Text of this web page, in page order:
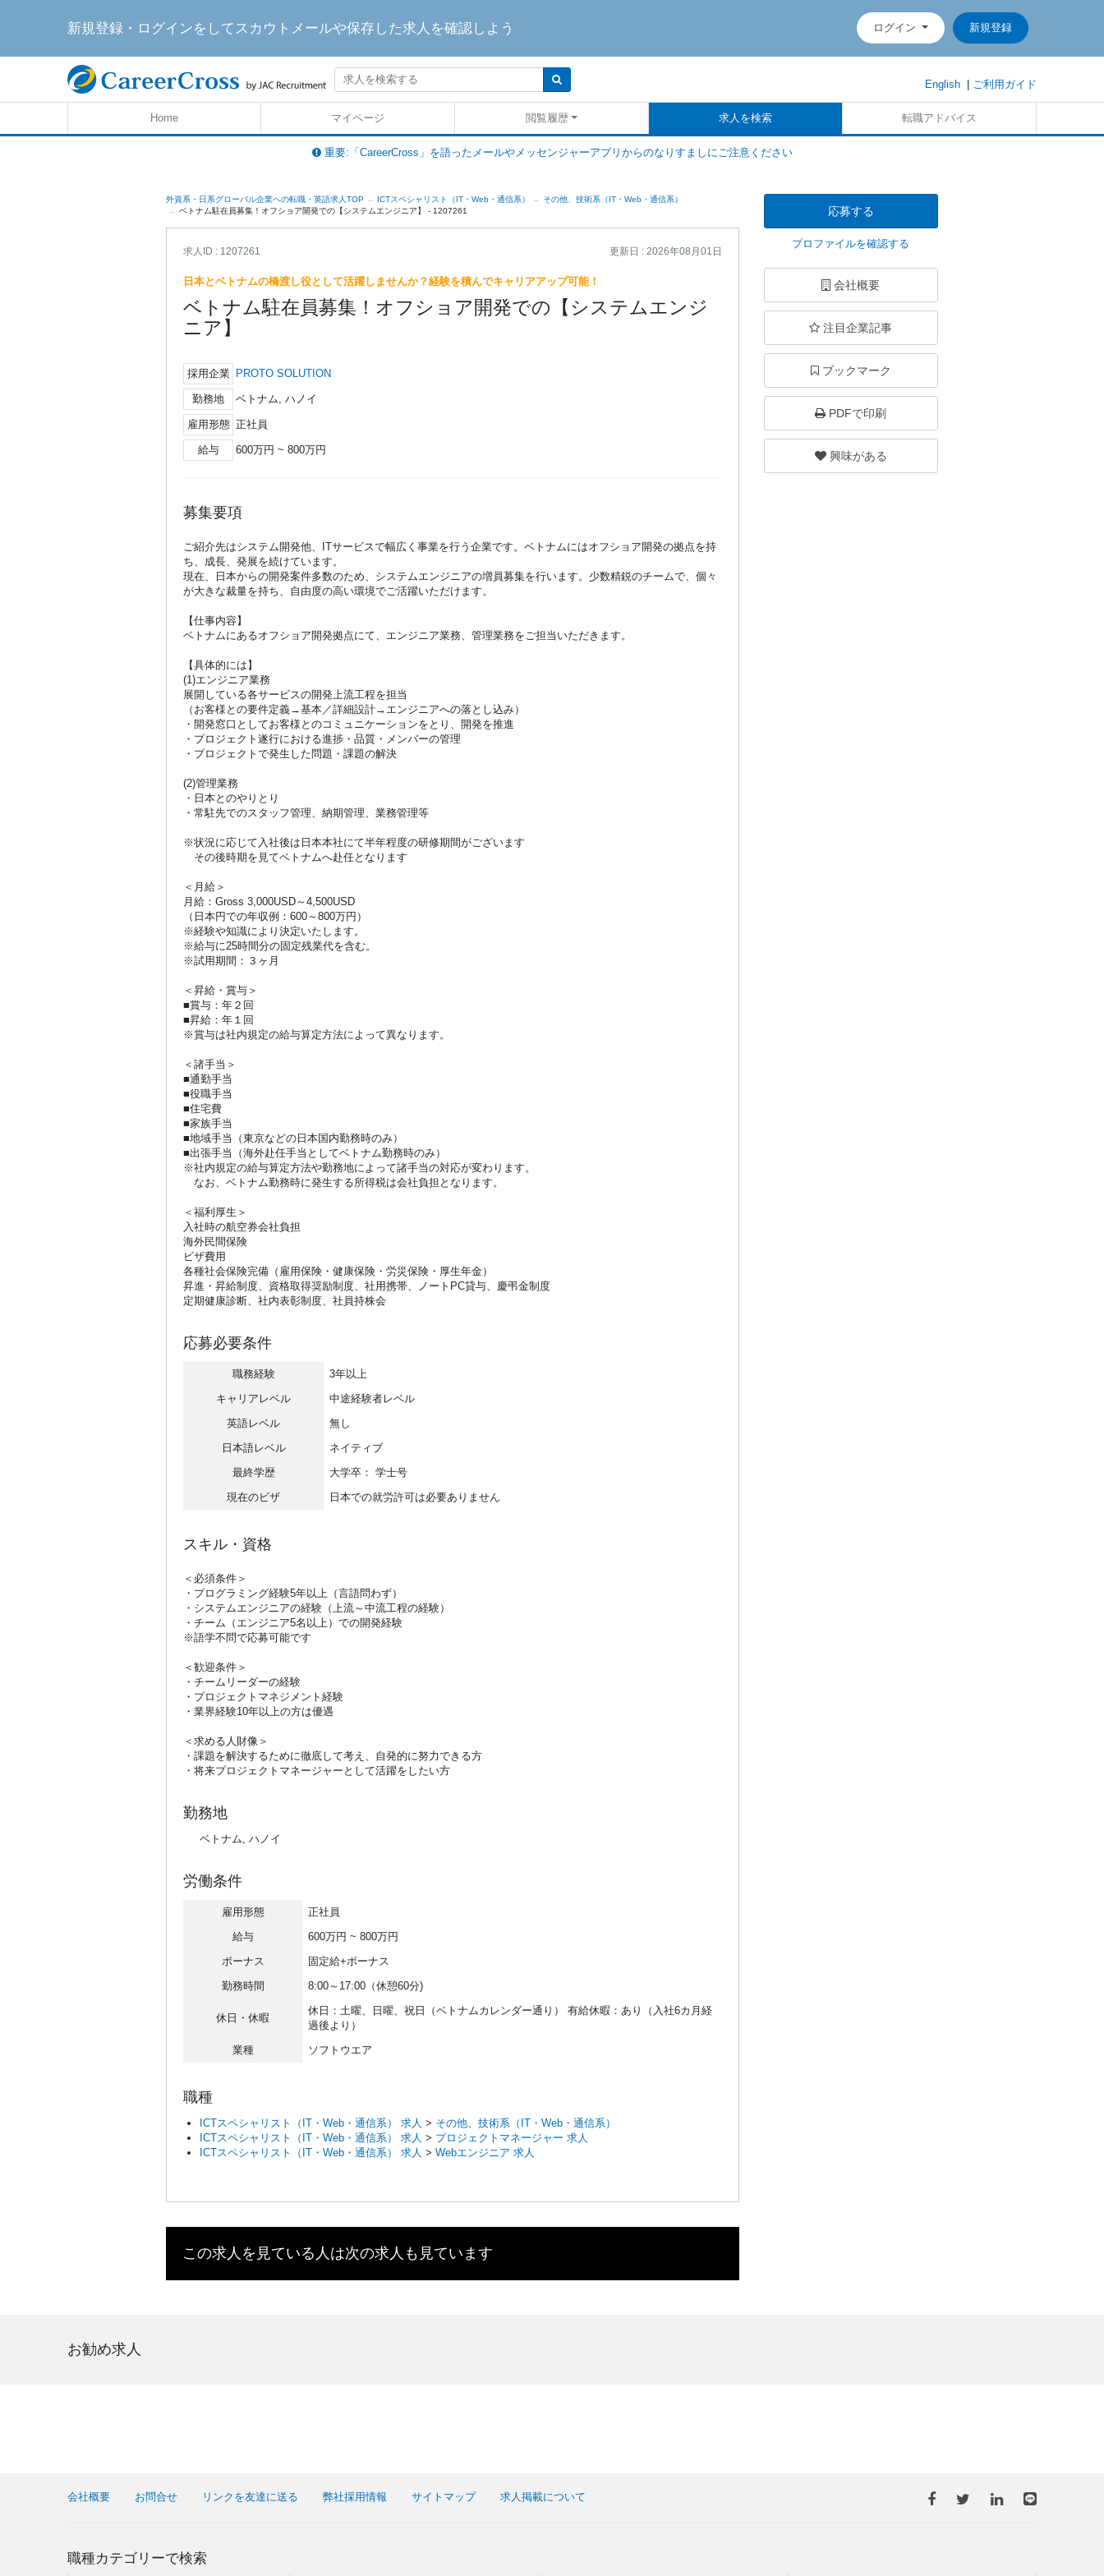
新規登録・ログインをしてスカウトメールや保存した求人を確認しよう ログイン 新規登録
English| ご利用ガイド
Home マイページ 閲覧履歴 求人を検索 転職アドバイス
重要:「CareerCross」を語ったメールやメッセンジャーアプリからのなりすましにご注意ください
外資系・日系グローバル企業への転職・英語求人TOP ICTスペシャリスト（IT・Web・通信系）
その他、技術系（IT・Web・通信系）
ベトナム駐在員募集！オフショア開発での【システムエンジニア】 - 1207261
求人ID : 1207261 更新日 : 2026年08月01日
日本とベトナムの橋渡し役として活躍しませんか？経験を積んでキャリアアップ可能！
ベトナム駐在員募集！オフショア開発での【システムエンジ
ニア】
採用企業 PROTO SOLUTION
勤務地 ベトナム, ハノイ
雇用形態 正社員
給与 600万円 ~ 800万円
募集要項
ご紹介先はシステム開発他、ITサービスで幅広く事業を行う企業です。ベトナムにはオフショア開発の拠点を持
ち、成長、発展を続けています。
現在、日本からの開発案件多数のため、システムエンジニアの増員募集を行います。少数精鋭のチームで、個々
が大きな裁量を持ち、自由度の高い環境でご活躍いただけます。
【仕事内容】
ベトナムにあるオフショア開発拠点にて、エンジニア業務、管理業務をご担当いただきます。
【具体的には】
(1)エンジニア業務
展開している各サービスの開発上流工程を担当
（お客様との要件定義→基本／詳細設計→エンジニアへの落とし込み）
・開発窓口としてお客様とのコミュニケーションをとり、開発を推進
・プロジェクト遂行における進捗・品質・メンバーの管理
・プロジェクトで発生した問題・課題の解決
(2)管理業務
・日本とのやりとり
・常駐先でのスタッフ管理、納期管理、業務管理等
※状況に応じて入社後は日本本社にて半年程度の研修期間がございます
その後時期を見てベトナムへ赴任となります
＜月給＞
月給：Gross 3,000USD～4,500USD
（日本円での年収例：600～800万円）
※経験や知識により決定いたします。
※給与に25時間分の固定残業代を含む。
※試用期間：３ヶ月
＜昇給・賞与＞
■賞与：年２回
■昇給：年１回
※賞与は社内規定の給与算定方法によって異なります。
＜諸手当＞
■通勤手当
■役職手当
■住宅費
■家族手当
■地域手当（東京などの日本国内勤務時のみ）
■出張手当（海外赴任手当としてベトナム勤務時のみ）
※社内規定の給与算定方法や勤務地によって諸手当の対応が変わります。
なお、ベトナム勤務時に発生する所得税は会社負担となります。
＜福利厚生＞
入社時の航空券会社負担
海外民間保険
ビザ費用
各種社会保険完備（雇用保険・健康保険・労災保険・厚生年金）
昇進・昇給制度、資格取得奨励制度、社用携帯、ノートPC貸与、慶弔金制度
定期健康診断、社内表彰制度、社員持株会
応募必要条件
職務経験
3年以上
キャリアレベル
中途経験者レベル
英語レベル
無し
日本語レベル
ネイティブ
最終学歴
大学卒： 学士号
現在のビザ
日本での就労許可は必要ありません
スキル・資格
＜必須条件＞
・プログラミング経験5年以上（言語問わず）
・システムエンジニアの経験（上流～中流工程の経験）
・チーム（エンジニア5名以上）での開発経験
※語学不問で応募可能です
＜歓迎条件＞
・チームリーダーの経験
・プロジェクトマネジメント経験
・業界経験10年以上の方は優遇
＜求める人財像＞
・課題を解決するために徹底して考え、自発的に努力できる方
・将来プロジェクトマネージャーとして活躍をしたい方
勤務地
ベトナム, ハノイ
労働条件
雇用形態
正社員
給与
600万円 ~ 800万円
ボーナス
固定給+ボーナス
勤務時間
8:00～17:00（休憩60分)
休日・休暇
休日：土曜、日曜、祝日（ベトナムカレンダー通り） 有給休暇：あり（入社6カ月経
過後より）
業種
ソフトウエア
職種
ICTスペシャリスト（IT・Web・通信系） 求人 > その他、技術系（IT・Web・通信系）
ICTスペシャリスト（IT・Web・通信系） 求人 > プロジェクトマネージャー 求人
ICTスペシャリスト（IT・Web・通信系） 求人 > Webエンジニア 求人
この求人を見ている人は次の求人も見ています
応募する
プロファイルを確認する
会社概要
注目企業記事
ブックマーク
PDFで印刷
興味がある
お勧め求人
会社概要 お問合せ リンクを友達に送る 弊社採用情報 サイトマップ 求人掲載について
職種カテゴリーで検索